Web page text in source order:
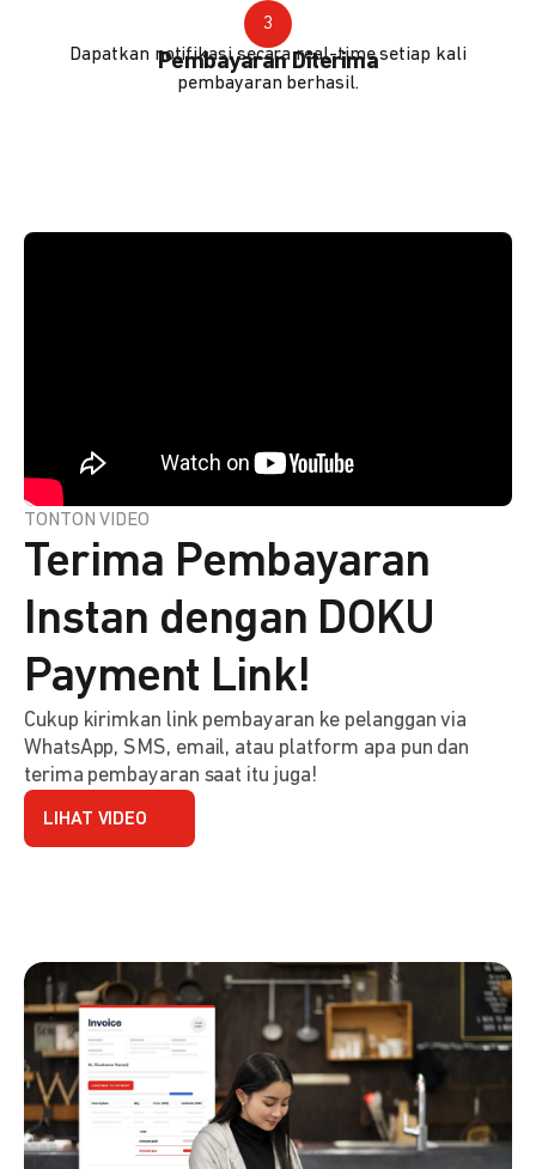
3
Pembayaran Diterima
Dapatkan notifikasi secara real-time setiap kali
pembayaran berhasil.
TONTON VIDEO
Terima Pembayaran
Instan dengan DOKU
Payment Link!
Cukup kirimkan link pembayaran ke pelanggan via
WhatsApp, SMS, email, atau platform apa pun dan
terima pembayaran saat itu juga!
LIHAT VIDEO